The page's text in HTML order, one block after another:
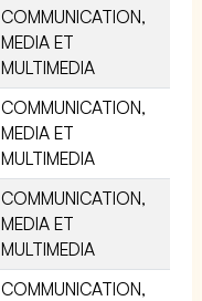
COMMUNICATION,
MEDIA ET
MULTIMEDIA
COMMUNICATION,
MEDIA ET
MULTIMEDIA
COMMUNICATION,
MEDIA ET
MULTIMEDIA
COMMUNICATION,